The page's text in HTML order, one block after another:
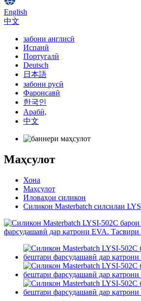
English
中文
забони англисӣ
Испанӣ
Португалӣ
Deutsch
日本語
забони русӣ
Фаронсавӣ
한국인
Арабӣ,
中文
Маҳсулот
Хона
Маҳсулот
Иловаҳои силикон
Силикон Masterbatch силсилаи